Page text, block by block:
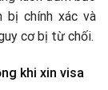
bị chính xác và
cơ bị từ chối.
khi xin visa